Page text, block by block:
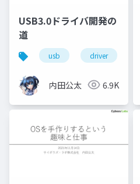
USB3.0ドライバ開発の
道
usb driver
内田公太 6.9K